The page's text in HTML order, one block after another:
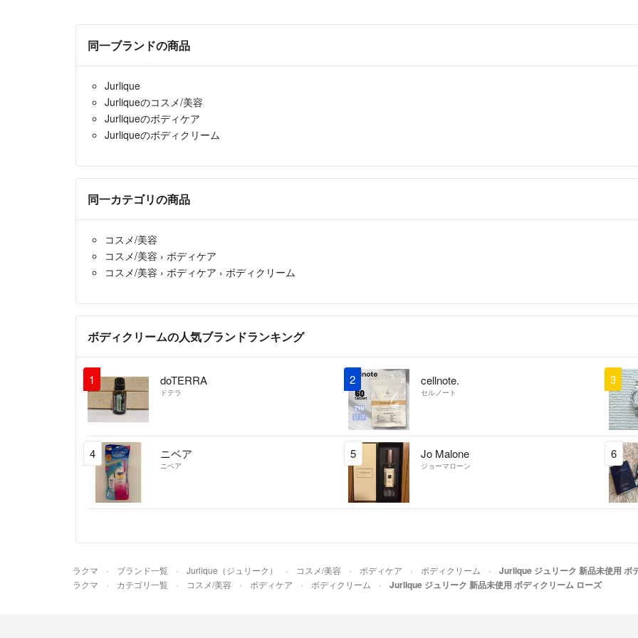
同一ブランドの商品
Jurlique
Jurliqueのコスメ/美容
Jurliqueのボディケア
Jurliqueのボディクリーム
同一カテゴリの商品
コスメ/美容
コスメ/美容 › ボディケア
コスメ/美容 › ボディケア › ボディクリーム
ボディクリームの人気ブランドランキング
1 doTERRA
ドテラ
2 cellnote.
セルノート
3
4 ニベア
ニベア
5 Jo Malone
ジョーマローン
6
ラクマ ブランド一覧 Jurlique（ジュリーク） コスメ/美容 ボディケア ボディクリーム Jurlique ジュリーク 新品未使用 ボ
ラクマ カテゴリ一覧 コスメ/美容 ボディケア ボディクリーム Jurlique ジュリーク 新品未使用 ボディクリーム ローズ